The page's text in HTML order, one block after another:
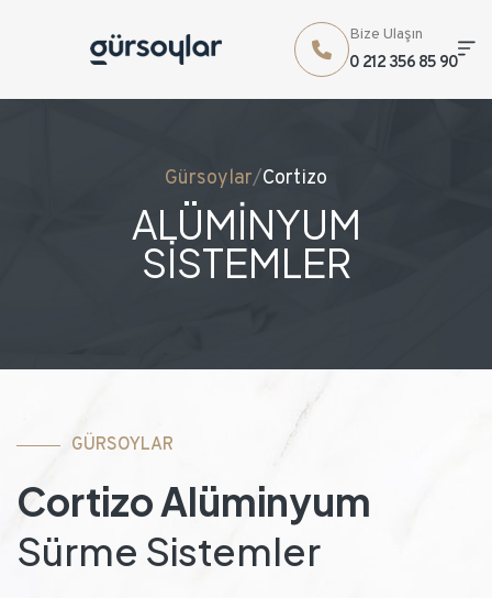
Bize Ulaşın
0 212 356 85 90
Gürsoylar/Cortizo
ALÜMİNYUM
SİSTEMLER
GÜRSOYLAR
Cortizo Alüminyum
Sürme Sistemler